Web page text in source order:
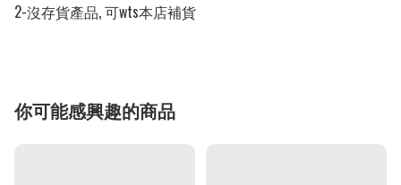
2-沒存貨產品, 可wts本店補貨
你可能感興趣的商品